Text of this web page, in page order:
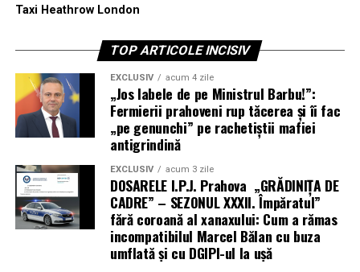
Taxi Heathrow London
TOP ARTICOLE INCISIV
EXCLUSIV acum 4 zile
„Jos labele de pe Ministrul Barbu!”:
Fermierii prahoveni rup tăcerea și îi fac
„pe genunchi” pe rachetiștii mafiei
antigrindină
EXCLUSIV acum 3 zile
DOSARELE I.P.J. Prahova „GRĂDINIȚA DE
CADRE” – SEZONUL XXXII. Împăratul”
fără coroană al xanaxului: Cum a rămas
incompatibilul Marcel Bălan cu buza
umflată și cu DGIPI-ul la ușă